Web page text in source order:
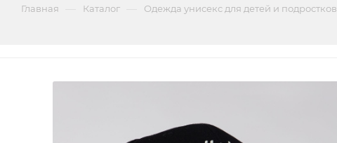
Главная Каталог Одежда унисекс для детей и подростков